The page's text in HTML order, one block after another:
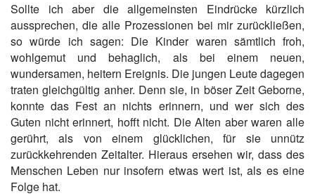
Sollte ich aber die allgemeinsten Eindrücke kürzlich
aussprechen, die alle Prozessionen bei mir zurückließen,
so würde ich sagen: Die Kinder waren sämtlich froh,
wohlgemut und behaglich, als bei einem neuen,
wundersamen, heitern Ereignis. Die jungen Leute dagegen
traten gleichgültig anher. Denn sie, in böser Zeit Geborne,
konnte das Fest an nichts erinnern, und wer sich des
Guten nicht erinnert, hofft nicht. Die Alten aber waren alle
gerührt, als von einem glücklichen, für sie unnütz
zurückkehrenden Zeitalter. Hieraus ersehen wir, dass des
Menschen Leben nur insofern etwas wert ist, als es eine
Folge hat.